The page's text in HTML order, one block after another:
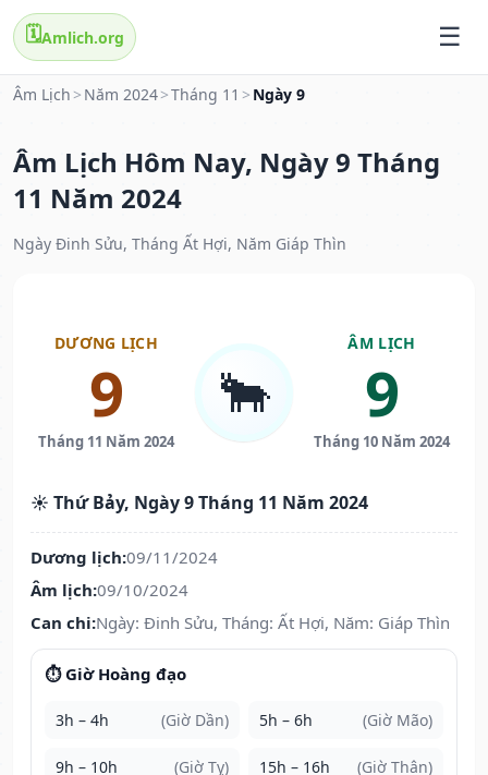
🗓️Amlich.org
Âm Lịch > Năm 2024>Tháng 11 > Ngày 9
Âm Lịch Hôm Nay, Ngày 9 Tháng
11 Năm 2024
Ngày Đinh Sửu, Tháng Ất Hợi, Năm Giáp Thìn
DƯƠNG LỊCH
9
Tháng 11 Năm 2024
🐂
ÂM LỊCH
9
Tháng 10 Năm 2024
☀️ Thứ Bảy, Ngày 9 Tháng 11 Năm 2024
Dương lịch:09/11/2024
Âm lịch:09/10/2024
Can chi:Ngày: Đinh Sửu, Tháng: Ất Hợi, Năm: Giáp Thìn
⏱️ Giờ Hoàng đạo
3h – 4h (Giờ Dần) 5h – 6h (Giờ Mão)
9h – 10h (Giờ Tỵ) 15h – 16h (Giờ Thân)